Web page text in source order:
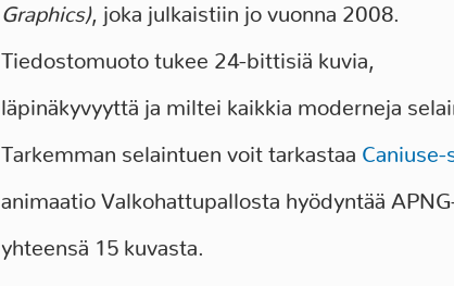
Graphics), joka julkaistiin jo vuonna 2008.
Tiedostomuoto tukee 24-bittisiä kuvia,
läpinäkyvyyttä ja miltei kaikkia moderneja
Tarkemman selaintuen voit tarkastaa
animaatio Valkohattupallosta hyödyntää
yhteensä 15 kuvasta.